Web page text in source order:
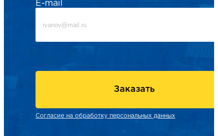
E-mail
Заказать
Согласие на обработку персональных данных